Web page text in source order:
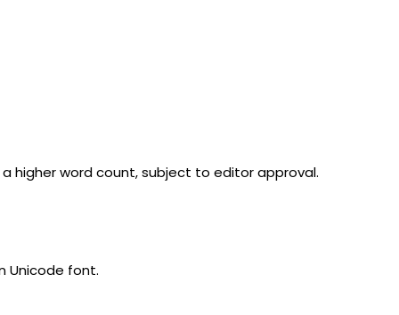
higher word count, subject to editor approval.
Unicode font.